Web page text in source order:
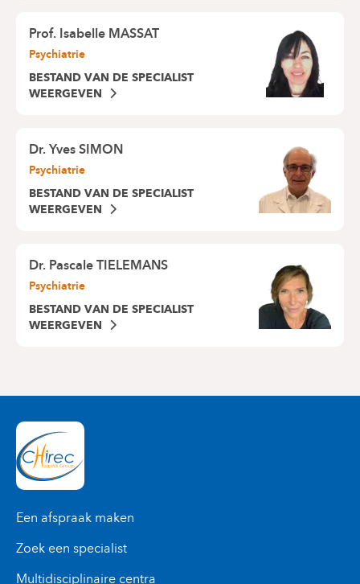
Prof.Isabelle MASSAT
Psychiatrie
BESTAND VAN DE SPECIALIST
WEERGEVEN
Dr.Yves SIMON
Psychiatrie
BESTAND VAN DE SPECIALIST
WEERGEVEN
Dr.Pascale TIELEMANS
Psychiatrie
BESTAND VAN DE SPECIALIST
WEERGEVEN
Een afspraak maken
Zoek een specialist
Multidisciplinaire centra